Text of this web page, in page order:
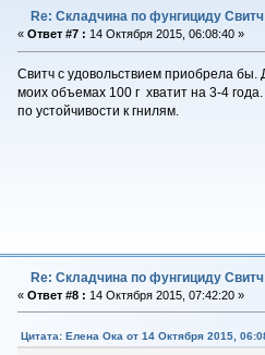
Re: Складчина по фунгициду Свитч
« Ответ #7 : 14 Октября 2015, 06:08:40 »
Свитч с удовольствием приобрела бы.
моих объемах 100 г хватит на 3-4
по устойчивости к гнилям.
Re: Складчина по фунгициду Свитч
« Ответ #8 : 14 Октября 2015, 07:42:20 »
Цитата: Елена Ока от 14 Октября 2015,